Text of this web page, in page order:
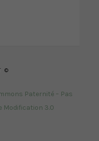
©
Paternité – Pas
Modification 3.0